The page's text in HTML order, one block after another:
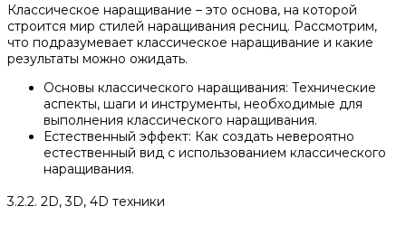
Классическое наращивание – это основа, на которой
строится мир стилей наращивания ресниц. Рассмотрим,
что подразумевает классическое наращивание и какие
результаты можно ожидать.
Основы классического наращивания: Технические
аспекты, шаги и инструменты, необходимые для
выполнения классического наращивания.
Естественный эффект: Как создать невероятно
естественный вид с использованием классического
наращивания.
3.2.2. 2D, 3D, 4D техники